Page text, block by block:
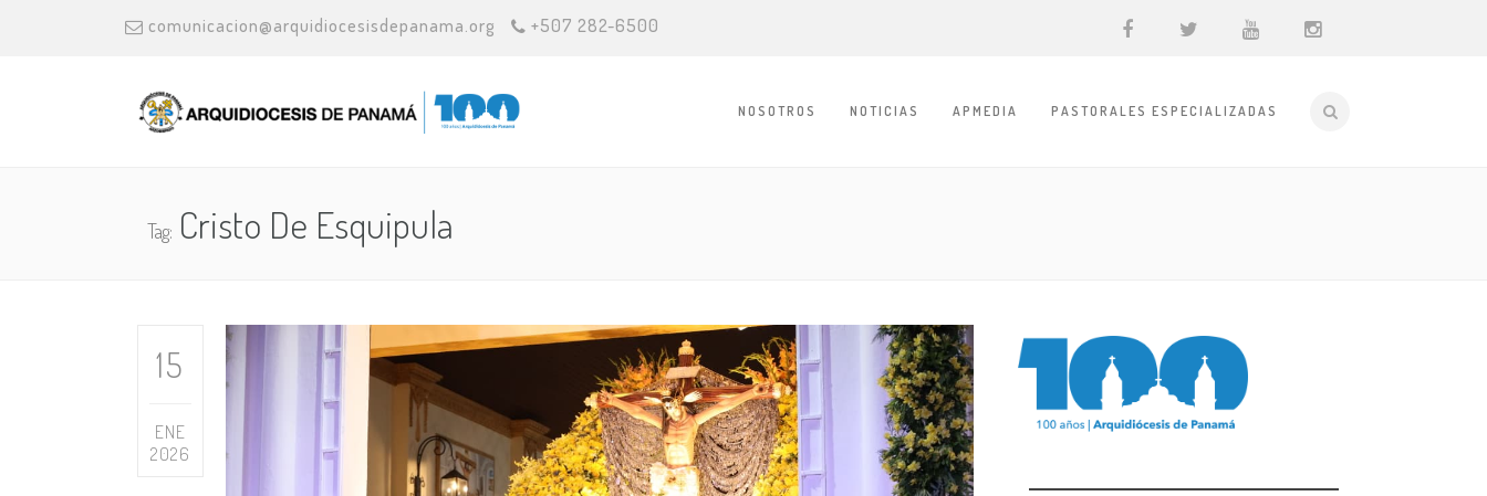
comunicacion@arquidiocesisdepanama.org +507 282-6500
NOSOTROS NOTICIAS APMEDIA PASTORALES ESPECIALIZADAS
Tag:Cristo De Esquipula
15
ENE
2026